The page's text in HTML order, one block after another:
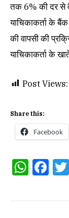
तक 6% की दर से
याचिकाकर्ता के
की वापसी की
याचिकाकर्ता के
Post Views:
Share this:
Facebook